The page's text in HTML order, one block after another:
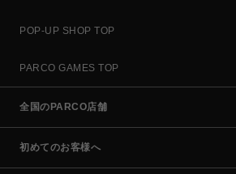
POP-UP SHOP TOP
PARCO GAMES TOP
全国のPARCO店舗
初めてのお客様へ